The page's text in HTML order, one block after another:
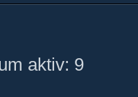
aktiv: 9